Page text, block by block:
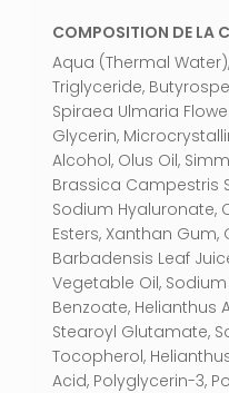
COMPOSITION DE LA
Aqua (Thermal
Triglyceride,
Spiraea Ulmaria
Glycerin,
Alcohol, Olus Oil,
Brassica Campestris
Sodium Hyaluronate,
Esters, Xanthan
Barbadensis Leaf
Vegetable Oil,
Benzoate, Helianthus
Stearoyl Glutamate,
Tocopherol,
Acid, Polyglycerin-3,